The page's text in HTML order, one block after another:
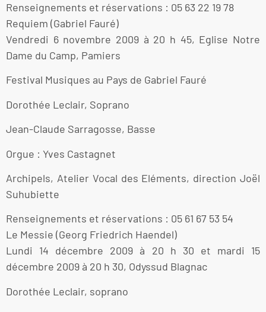
Renseignements et réservations : 05 63 22 19 78
Requiem (Gabriel Fauré)
Vendredi 6 novembre 2009 à 20 h 45, Eglise Notre
Dame du Camp, Pamiers
Festival Musiques au Pays de Gabriel Fauré
Dorothée Leclair, Soprano
Jean-Claude Sarragosse, Basse
Orgue : Yves Castagnet
Archipels, Atelier Vocal des Eléments, direction Joël
Suhubiette
Renseignements et réservations : 05 61 67 53 54
Le Messie (Georg Friedrich Haendel)
Lundi 14 décembre 2009 à 20 h 30 et mardi 15
décembre 2009 à 20 h 30, Odyssud Blagnac
Dorothée Leclair, soprano